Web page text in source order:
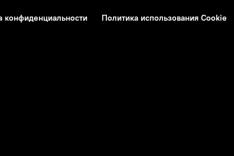
конфиденциальности Политика использования Cookie